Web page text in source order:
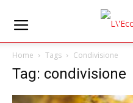
Home Tags Condivisione
Tag: condivisione